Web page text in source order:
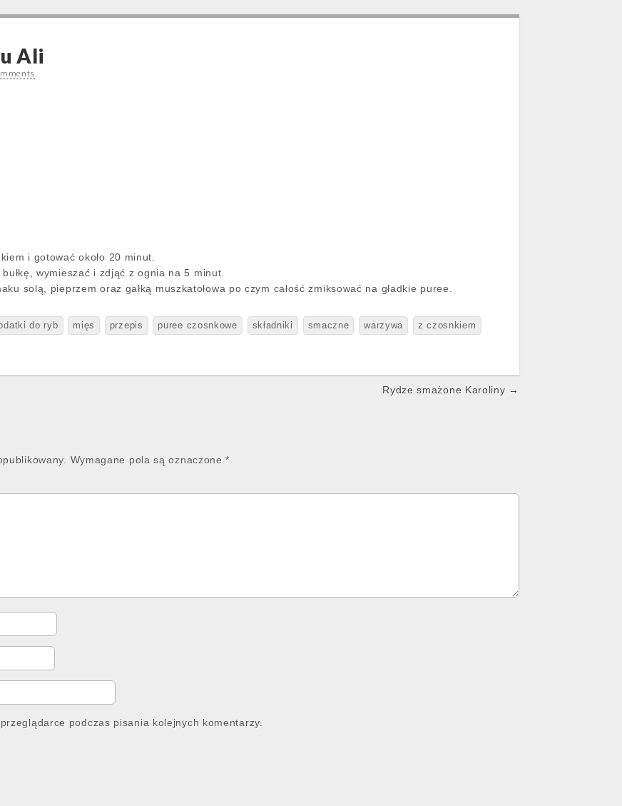
Ali
i gotować około 20 minut.
wymieszać i zdjąć z ognia na 5 minut.
solą, pieprzem oraz gałką muszkatołowa po czym całość zmiksować na gładkie puree.
do ryb mięs przepis puree czosnkowe składniki smaczne warzywa z czosnkiem
Rydze smażone Karoliny →
Wymagane pola są oznaczone*
podczas pisania kolejnych komentarzy.